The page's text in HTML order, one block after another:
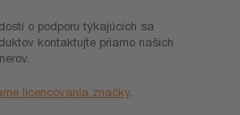
o podporu týkajúcich sa
kontaktujte priamo našich
licencovania značky.